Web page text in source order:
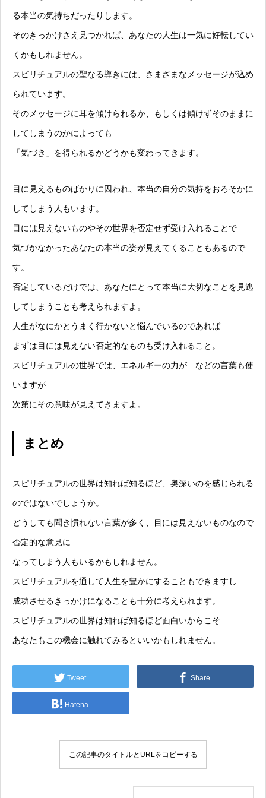
る本当の気持ちだったりします。
そのきっかけさえ見つかれば、あなたの人生は一気に好転してい
くかもしれません。
スピリチュアルの聖なる導きには、さまざまなメッセージが込め
られています。
そのメッセージに耳を傾けられるか、もしくは傾けずそのままに
してしまうのかによっても
「気づき」を得られるかどうかも変わってきます。
目に見えるものばかりに囚われ、本当の自分の気持をおろそかに
してしまう人もいます。
目には見えないものやその世界を否定せず受け入れることで
気づかなかったあなたの本当の姿が見えてくることもあるので
す。
否定しているだけでは、あなたにとって本当に大切なことを見逃
してしまうことも考えられますよ。
人生がなにかとうまく行かないと悩んでいるのであれば
まずは目には見えない否定的なものも受け入れること。
スピリチュアルの世界では、エネルギーの力が…などの言葉も使
いますが
次第にその意味が見えてきますよ。
まとめ
スピリチュアルの世界は知れば知るほど、奥深いのを感じられる
のではないでしょうか。
どうしても聞き慣れない言葉が多く、目には見えないものなので
否定的な意見に
なってしまう人もいるかもしれません。
スピリチュアルを通して人生を豊かにすることもできますし
成功させるきっかけになることも十分に考えられます。
スピリチュアルの世界は知れば知るほど面白いからこそ
あなたもこの機会に触れてみるといいかもしれません。
Tweet Share
Hatena
この記事のタイトルとURLをコピーする